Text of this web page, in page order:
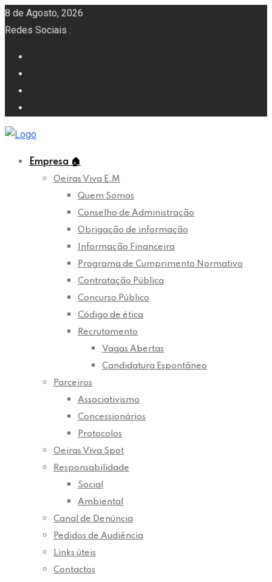
8 de Agosto, 2026
Redes Sociais :
Empresa 🏠
Oeiras Viva E.M
Quem Somos
Conselho de Administração
Obrigação de informação
Informação Financeira
Programa de Cumprimento Normativo
Contratação Pública
Concurso Público
Código de ética
Recrutamento
Vagas Abertas
Candidatura Espontâneo
Parceiros
Associativismo
Concessionários
Protocolos
Oeiras Viva Spot
Responsabilidade
Social
Ambiental
Canal de Denúncia
Pedidos de Audiência
Links úteis
Contactos